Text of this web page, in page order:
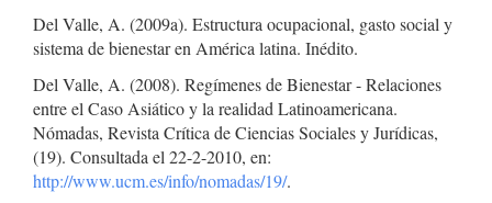
Del Valle, A. (2009a). Estructura ocupacional, gasto social y
sistema de bienestar en América latina. Inédito.
Del Valle, A. (2008). Regímenes de Bienestar - Relaciones
entre el Caso Asiático y la realidad Latinoamericana.
Nómadas, Revista Crítica de Ciencias Sociales y Jurídicas,
(19). Consultada el 22-2-2010, en:
http://www.ucm.es/info/nomadas/19/.